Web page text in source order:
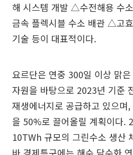
해 시스템 개발 △수전해용 수
금속 플렉시블 수소 배관 △고
기술 등이 대표적이다.
요르단은 연중 300일 이상 맑
자원을 바탕으로 2023년 기준
재생에너지로 공급하고 있으며
을 50%로 끌어올릴 계획이다.
10TWh 규모의 그린수소 생산